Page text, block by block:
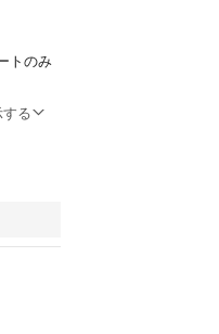
トのみ
札と
態に
値段
る